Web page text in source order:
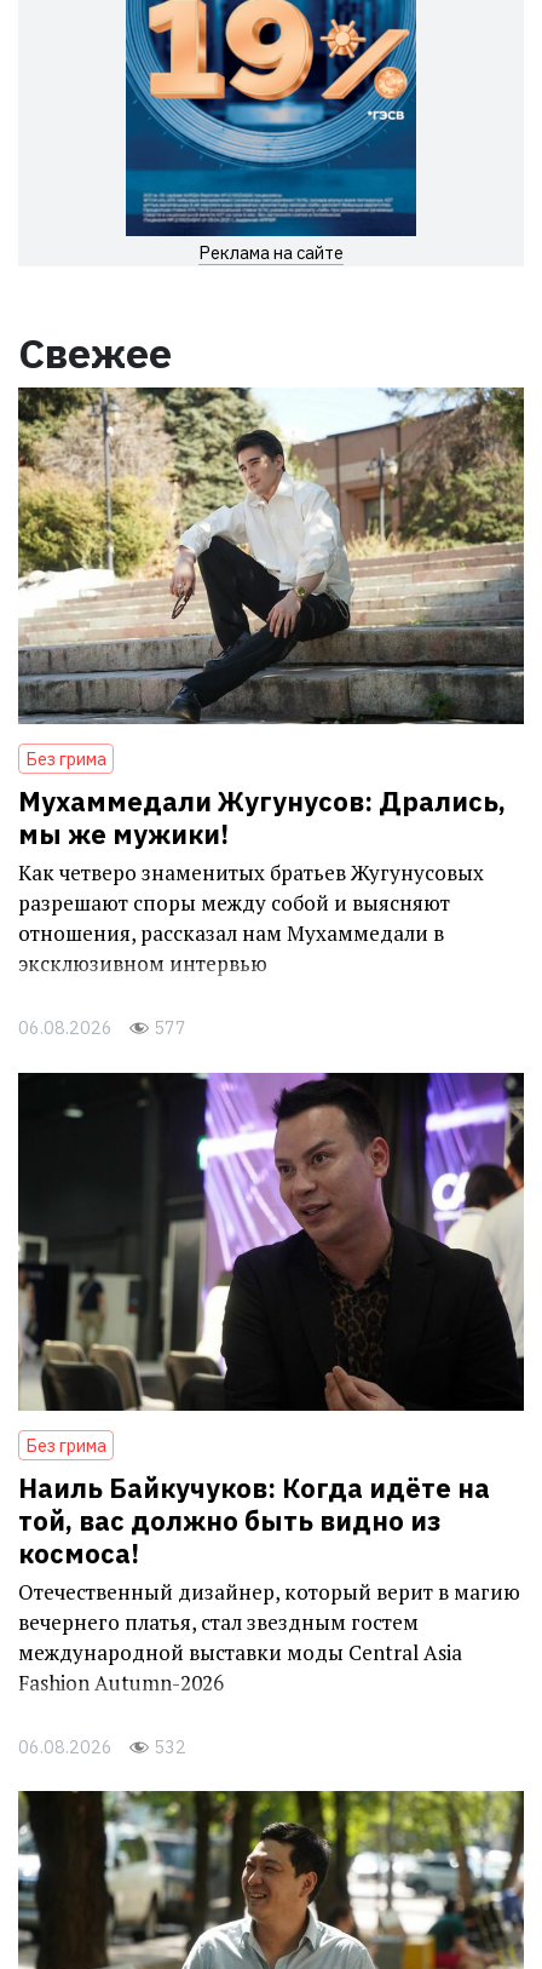
Реклама на сайте
Свежее
Без грима
Мухаммедали Жугунусов: Дрались,
мы же мужики!
Как четверо знаменитых братьев Жугунусовых
разрешают споры между собой и выясняют
отношения, рассказал нам Мухаммедали в
эксклюзивном интервью
06.08.2026 577
Без грима
Наиль Байкучуков: Когда идёте на
той, вас должно быть видно из
космоса!
Отечественный дизайнер, который верит в магию
вечернего платья, стал звездным гостем
международной выставки моды Central Asia
Fashion Autumn-2026
06.08.2026 532